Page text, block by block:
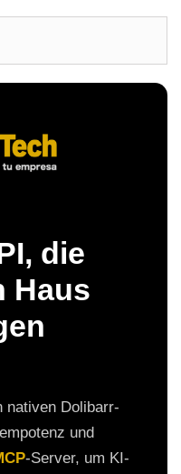
die
Haus
nativen Dolibarr-
und
-Server, um KI-